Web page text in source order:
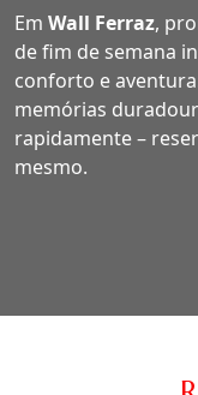
Em Wall Ferraz,
de fim de semana
conforto e
memórias
rapidamente –
mesmo.